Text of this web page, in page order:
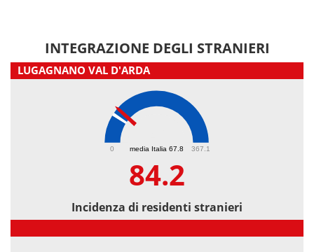
INTEGRAZIONE DEGLI STRANIERI
LUGAGNANO VAL D'ARDA
media Italia 67.8
0 367.1
84.2
Incidenza di residenti stranieri